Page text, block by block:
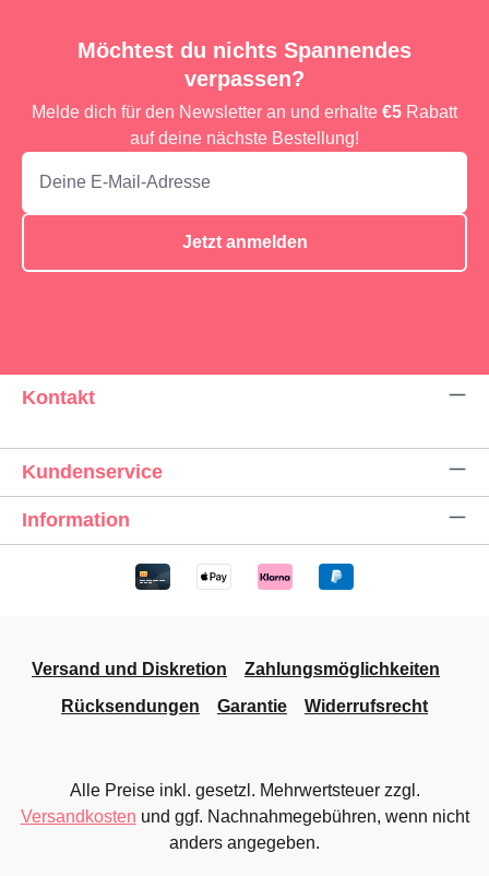
Möchtest du nichts Spannendes
verpassen?
Melde dich für den Newsletter an und erhalte €5 Rabatt
auf deine nächste Bestellung!
Jetzt anmelden
Kontakt
Kundenservice
Information
Versand und Diskretion
Zahlungsmöglichkeiten
Rücksendungen
Garantie Widerrufsrecht
Alle Preise inkl. gesetzl. Mehrwertsteuer zzgl.
Versandkosten und ggf. Nachnahmegebühren, wenn nicht
anders angegeben.